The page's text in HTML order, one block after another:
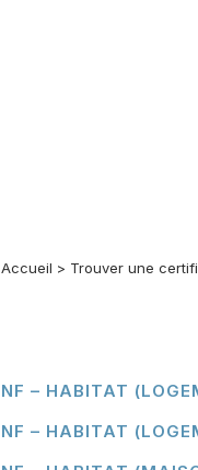
Accueil > Trouver une
NF – HABITAT
NF – HABITAT